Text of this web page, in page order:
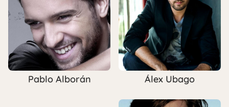
Pablo Alborán Álex Ubago